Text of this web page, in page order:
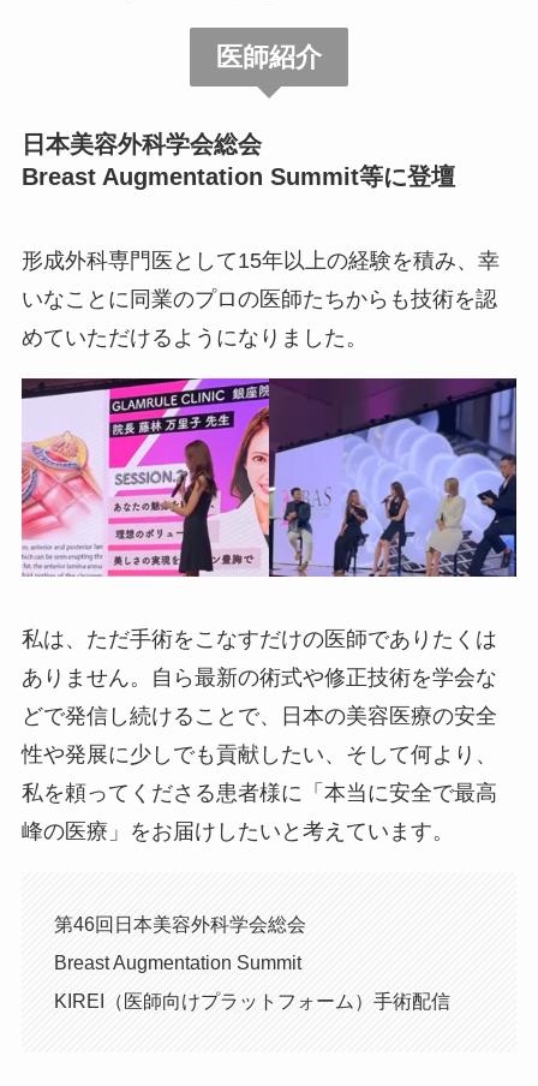
医師紹介
日本美容外科学会総会
Breast Augmentation Summit等に登壇
形成外科専門医として15年以上の経験を積み、幸
いなことに同業のプロの医師たちからも技術を認
めていただけるようになりました。
私は、ただ手術をこなすだけの医師でありたくは
ありません。自ら最新の術式や修正技術を学会な
どで発信し続けることで、日本の美容医療の安全
性や発展に少しでも貢献したい、そして何より、
私を頼ってくださる患者様に「本当に安全で最高
峰の医療」をお届けしたいと考えています。
第46回日本美容外科学会総会
Breast Augmentation Summit
KIREI（医師向けプラットフォーム）手術配信